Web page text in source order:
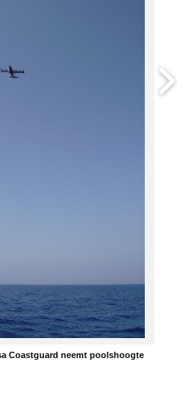
Coastguard neemt poolshoogte